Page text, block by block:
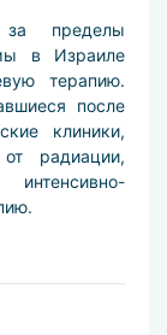
за пределы
в Израиле
терапию.
после
клиники,
радиации,